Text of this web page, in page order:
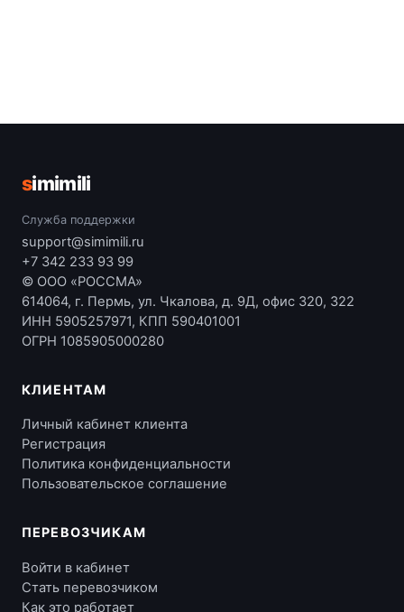
simimili
Служба поддержки
support@simimili.ru
+7 342 233 93 99
© ООО «РОССМА»
614064, г. Пермь, ул. Чкалова, д. 9Д, офис 320, 322
ИНН 5905257971, КПП 590401001
ОГРН 1085905000280
КЛИЕНТАМ
Личный кабинет клиента
Регистрация
Политика конфиденциальности
Пользовательское соглашение
ПЕРЕВОЗЧИКАМ
Войти в кабинет
Стать перевозчиком
Как это работает